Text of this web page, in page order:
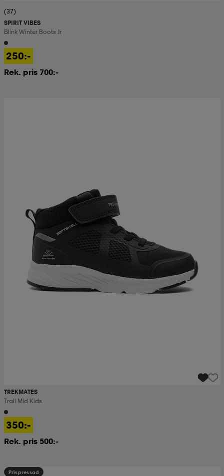
(37)
SPIRIT VIBES
Blink Winter Boots Jr
250:-
Rek. pris 700:-
TREKMATES
Trail Mid Kids
350:-
Rek. pris 500:-
Prispressad